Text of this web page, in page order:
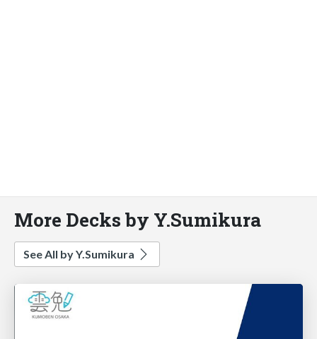
More Decks by Y.Sumikura
See All by Y.Sumikura